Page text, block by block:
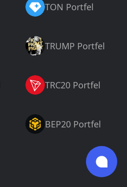
TON Portfel
TRUMP Portfel
TRC20 Portfel
BEP20 Portfel